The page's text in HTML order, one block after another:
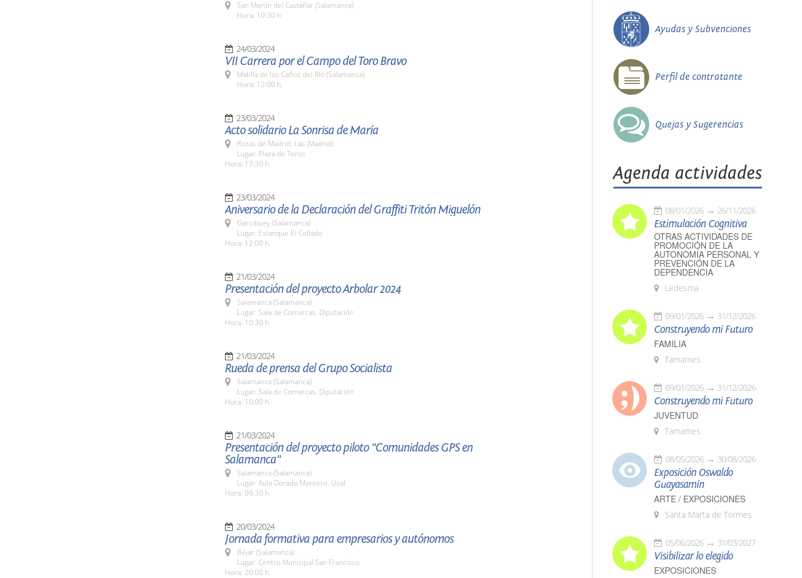
San Martín del Castañar (Salamanca)
Hora: 10:30 h.
24/03/2024
VII Carrera por el Campo del Toro Bravo
Matilla de los Caños del Río (Salamanca)
Hora: 12:00 h.
23/03/2024
Acto solidario La Sonrisa de María
Rozas de Madrid, Las (Madrid)
Lugar: Plaza de Toros
Hora: 17:30 h.
23/03/2024
Aniversario de la Declaración del Graffiti Tritón Miguelón
Garcibuey (Salamanca)
Lugar: Estanque El Collado
Hora: 12:00 h.
21/03/2024
Presentación del proyecto Arbolar 2024
Salamanca (Salamanca)
Lugar: Sala de Comarcas. Diputación
Hora: 10:30 h.
21/03/2024
Rueda de prensa del Grupo Socialista
Salamanca (Salamanca)
Lugar: Sala de Comarcas. Diputación
Hora: 10:00 h.
21/03/2024
Presentación del proyecto piloto "Comunidades GPS en
Salamanca"
Salamanca (Salamanca)
Lugar: Aula Dorado Montero. Usal
Hora: 09:30 h.
20/03/2024
Jornada formativa para empresarios y autónomos
Béjar (Salamanca)
Lugar: Centro Municipal San Francisco
Hora: 20:00 h.
Ayudas y Subvenciones
Perfil de contratante
Quejas y Sugerencias
Agenda actividades
08/01/2026 26/11/2026
Estimulación Cognitiva
OTRAS ACTIVIDADES DE
PROMOCIÓN DE LA
AUTONOMÍA PERSONAL Y
PREVENCIÓN DE LA
DEPENDENCIA
Ledesma
09/01/2026 31/12/2026
Construyendo mi Futuro
FAMILIA
Tamames
09/01/2026 31/12/2026
Construyendo mi Futuro
JUVENTUD
Tamames
08/05/2026 30/08/2026
Exposición Oswaldo
Guayasamín
ARTE / EXPOSICIONES
Santa Marta de Tormes
05/06/2026 31/03/2027
Visibilizar lo elegido
EXPOSICIONES